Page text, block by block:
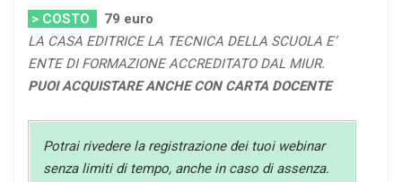
> COSTO 79 euro
LA CASA EDITRICE LA TECNICA DELLA SCUOLA E’
ENTE DI FORMAZIONE ACCREDITATO DAL MIUR.
PUOI ACQUISTARE ANCHE CON CARTA DOCENTE
Potrai rivedere la registrazione dei tuoi webinar
senza limiti di tempo, anche in caso di assenza.